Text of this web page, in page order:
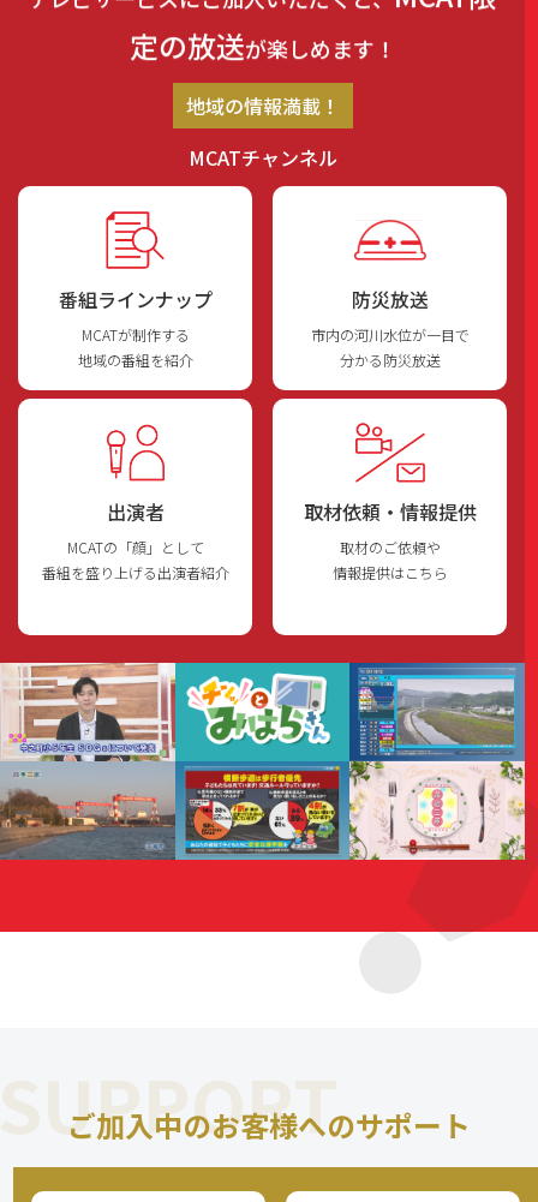
定の放送が楽しめます！
地域の情報満載！
MCATチャンネル
番組ラインナップ
MCATが制作する
地域の番組を紹介
防災放送
市内の河川水位が一目で
分かる防災放送
出演者
MCATの「顔」として
番組を盛り上げる出演者紹介
取材依頼・情報提供
取材のご依頼や
情報提供はこちら
ご加入中のお客様へのサポート
SUPPORT